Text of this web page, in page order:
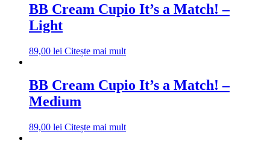
BB Cream Cupio It’s a Match! –
Light
89,00 lei Citește mai mult
BB Cream Cupio It’s a Match! –
Medium
89,00 lei Citește mai mult